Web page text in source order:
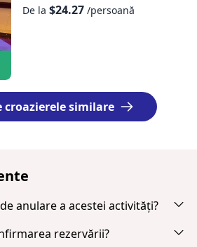
De la $24.27/persoană
croazierele similare
anulare a acestei activități?
avans pentru o rambursare
rezervării?